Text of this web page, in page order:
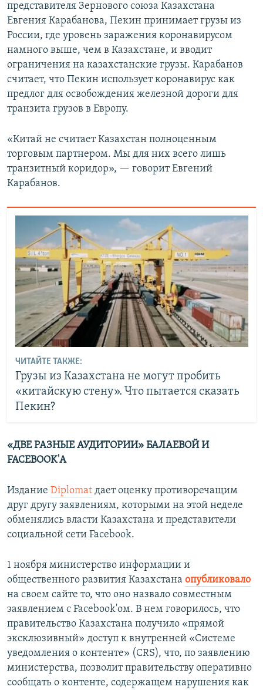
представителя Зернового союза Казахстана
Евгения Карабанова, Пекин принимает грузы из
России, где уровень заражения коронавирусом
намного выше, чем в Казахстане, и вводит
ограничения на казахстанские грузы. Карабанов
считает, что Пекин использует коронавирус как
предлог для освобождения железной дороги для
транзита грузов в Европу.
«Китай не считает Казахстан полноценным
торговым партнером. Мы для них всего лишь
транзитный коридор», — говорит Евгений
Карабанов.
ЧИТАЙТЕ ТАКЖЕ:
Грузы из Казахстана не могут пробить
«китайскую стену». Что пытается сказать
Пекин?
«ДВЕ РАЗНЫЕ АУДИТОРИИ» БАЛАЕВОЙ И
FACEBOOK'А
Издание Diplomat дает оценку противоречащим
друг другу заявлениям, которыми на этой неделе
обменялись власти Казахстана и представители
социальной сети Facebook.
1 ноября министерство информации и
общественного развития Казахстана опубликовало
на своем сайте то, что оно назвало совместным
заявлением с Facebook'ом. В нем говорилось, что
правительство Казахстана получило «прямой
эксклюзивный» доступ к внутренней «Системе
уведомления о контенте» (CRS), что, по заявлению
министерства, позволит правительству оперативно
сообщать о контенте, содержащем нарушения как